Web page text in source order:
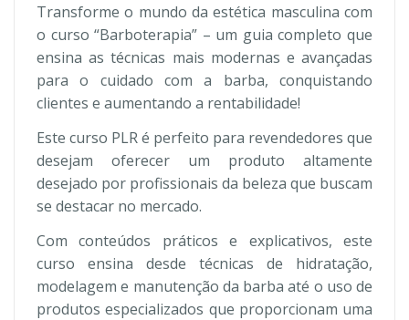
Transforme o mundo da estética masculina com
o curso “Barboterapia” – um guia completo que
ensina as técnicas mais modernas e avançadas
para o cuidado com a barba, conquistando
clientes e aumentando a rentabilidade!
Este curso PLR é perfeito para revendedores que
desejam oferecer um produto altamente
desejado por profissionais da beleza que buscam
se destacar no mercado.
Com conteúdos práticos e explicativos, este
curso ensina desde técnicas de hidratação,
modelagem e manutenção da barba até o uso de
produtos especializados que proporcionam uma